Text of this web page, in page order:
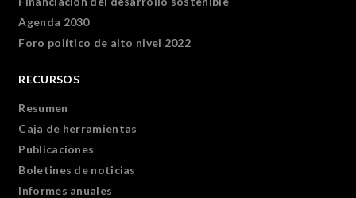
Agenda 2030
Foro político de alto nivel 2022
RECURSOS
Resumen
Caja de herramientas
Publicaciones
Boletines de noticias
Informes anuales